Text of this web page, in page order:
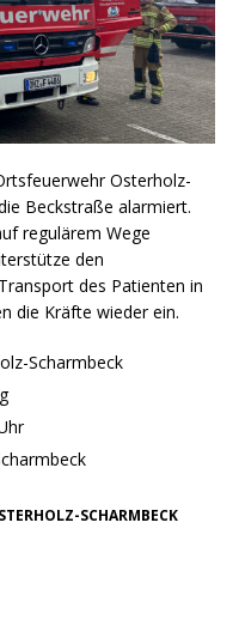
Osterholz-
Beckstraße alarmiert.
regulärem Wege
den
des Patienten in
die Kräfte wieder ein.
Scharmbeck
SCHARMBECK